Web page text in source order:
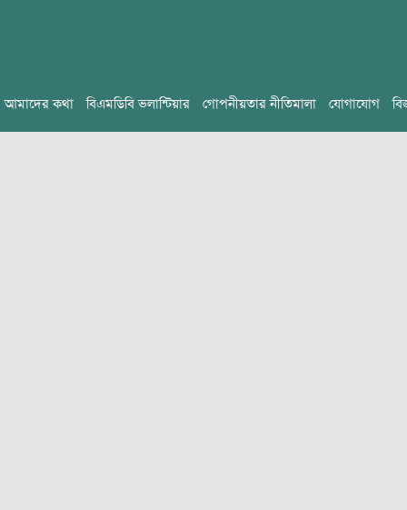
আমাদের কথা বিএমডিবি ভলান্টিয়ার গোপনীয়তার নীতিমালা যোগাযোগ